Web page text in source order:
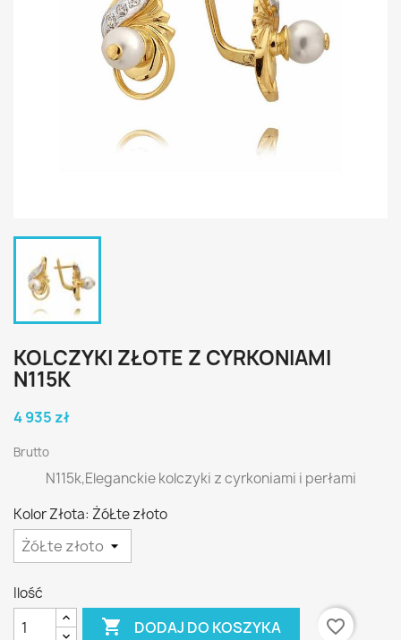
KOLCZYKI ZŁOTE Z CYRKONIAMI
N115K
4 935 zł
Brutto
N115k,Eleganckie kolczyki z cyrkoniami i perłami
Kolor Złota: ŻóŁte złoto
Ilość
 DODAJ DO KOSZYKA
favorite_border